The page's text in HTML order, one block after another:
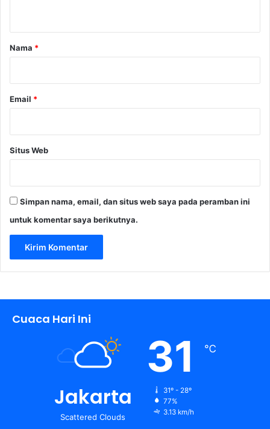
r
Nama *
Email *
Situs Web
Simpan nama, email, dan situs web saya pada peramban ini
untuk komentar saya berikutnya.
Cuaca Hari Ini
Jakarta
Scattered Clouds
31 ℃
31º - 28º
77%
3.13 km/h